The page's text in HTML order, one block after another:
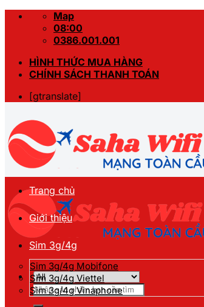
Skip
Map
08:00
0386.001.001
HÌNH THỨC MUA HÀNG
CHÍNH SÁCH THANH TOÁN
[gtranslate]
Tìm
kiếm:
Trang chủ
Giới thiệu
Sim 3g/4g
Sim 3g/4g Mobifone
Sim 3g/4g Viettel
Sim 3g/4g Vinaphone